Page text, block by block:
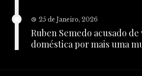
25 de Janeiro, 2026
Ruben Semedo acusado
doméstica por mais uma